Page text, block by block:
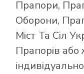
Прапори,
Оборони,
Міст Та Сіл
Прапорів або